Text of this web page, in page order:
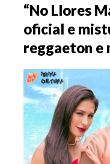
“No Llores
oficial e
reggaeton e